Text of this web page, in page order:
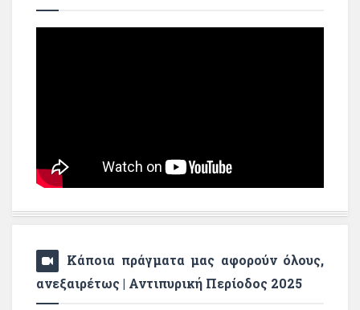
Κάποια πράγματα μας αφορούν όλους,
ανεξαιρέτως | Αντιπυρική Περίοδος 2025